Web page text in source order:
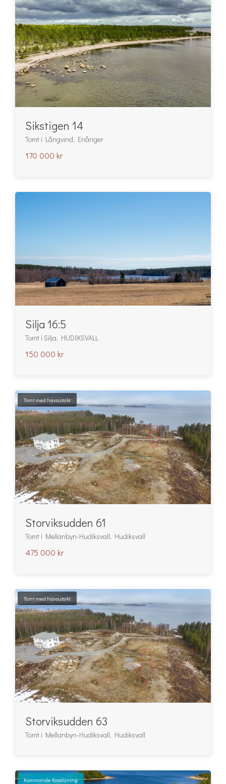
Sikstigen 14
Tomt i Långvind, Enånger
170 000 kr
Silja 16:5
Tomt i Silja, HUDIKSVALL
150 000 kr
Tomt med havsutsikt
Storviksudden 61
Tomt i Mellanbyn-Hudiksvall, Hudiksvall
475 000 kr
Tomt med havsutsikt
Storviksudden 63
Tomt i Mellanbyn-Hudiksvall, Hudiksvall
Kommande försäljning